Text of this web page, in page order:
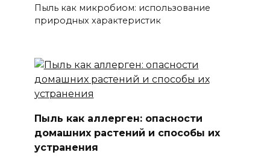
Пыль как микробиом: использование
природных характеристик
Пыль как аллерген: опасности
домашних растений и способы их
устранения